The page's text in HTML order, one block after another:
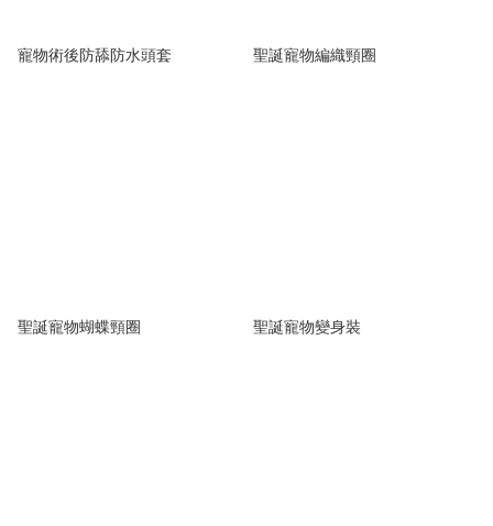
寵物術後防舔防水頭套 聖誕寵物編織頸圈
聖誕寵物蝴蝶頸圈 聖誕寵物變身裝